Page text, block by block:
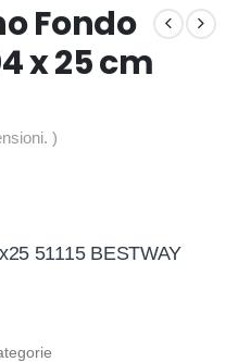
Fondo
x 25 cm
)
51115 BESTWAY